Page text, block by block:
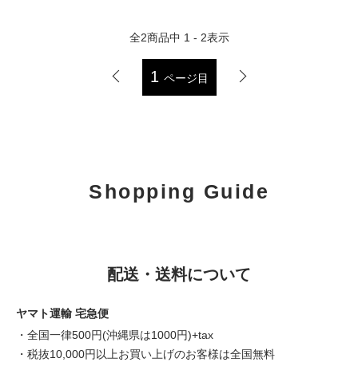
全2商品中 1 - 2表示
1 ページ目
Shopping Guide
配送・送料について
ヤマト運輸 宅急便
・全国一律500円(沖縄県は1000円)+tax
・税抜10,000円以上お買い上げのお客様は全国無料